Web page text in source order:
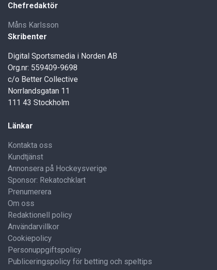
Chefredaktör
Måns Karlsson
Skribenter
Digital Sportsmedia i Norden AB
Org.nr: 559409-9698
c/o Better Collective
Norrlandsgatan 11
111 43 Stockholm
Länkar
Kontakta oss
Kundtjänst
Annonsera på Hockeysverige
Sponsor: Rekatochklart
Prenumerera
Om oss
Redaktionell policy
Användarvillkor
Cookiepolicy
Personuppgiftspolicy
Publiceringspolicy för betting och speltips